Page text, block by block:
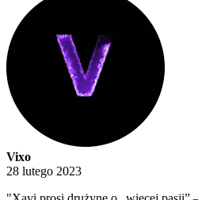
Vixo
28 lutego 2023